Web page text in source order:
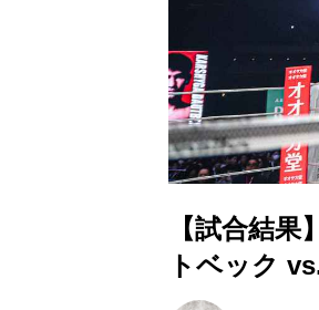
【試合結
トベック